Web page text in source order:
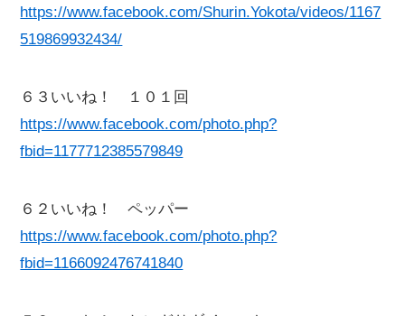
https://www.facebook.com/Shurin.Yokota/videos/1167
519869932434/
６３いいね！ １０１回
https://www.facebook.com/photo.php?
fbid=1177712385579849
６２いいね！ ペッパー
https://www.facebook.com/photo.php?
fbid=1166092476741840